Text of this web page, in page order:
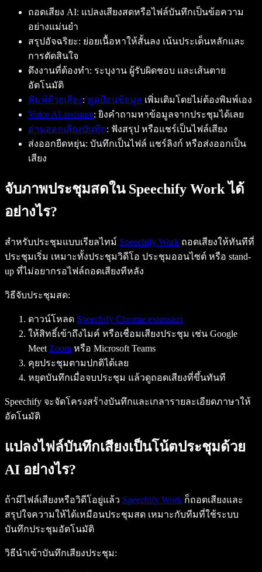
ถอดเสียง AI: แปลงเสียงสดหรือไฟล์บันทึกเป็นข้อความ
อย่างแม่นยำ
สรุปอัจฉริยะ: ย่อยเนื้อหาให้สั้นลง เน้นประเด็นหลักและ
การตัดสินใจ
ดึงงานที่ต้องทำ: ระบุงาน ผู้รับผิดชอบ และเส้นตาย
อัตโนมัติ
พิมพ์ด้วยเสียง: พูดป้อนข้อมูล เพิ่มเติมโดยไม่ต้องพิมพ์เอง
Voice AI assistant: ยิงคำถามหาข้อมูลจากประชุมได้เลย
อ่านออกเสียงบันทึก: ฟังสรุป หรือแชร์เป็นไฟล์เสียง
ส่งออกยืดหยุ่น: บันทึกเป็นไฟล์ แชร์ลิงก์ หรือส่งออกเป็น
เสียง
จับภาพประชุมสดใน Speechify Work ได้
อย่างไร?
สำหรับประชุมแบบเรียลไทม์ Speechify Work ถอดเสียงให้ทันทีที่
ประชุมเริ่ม เหมาะทั้งประชุมวิดีโอ ประชุมออนไซต์ หรือ stand-
up ที่ไม่อยากรอไฟล์ถอดเสียงทีหลัง
วิธีจับประชุมสด:
ดาวน์โหลด Speechify Chrome extension
ให้สิทธิ์เข้าถึงไมค์ หรือเชื่อมเสียงประชุม เช่น Google
Meet Zoom หรือ Microsoft Teams
คุยประชุมตามปกติได้เลย
หยุดบันทึกเมื่อจบประชุม แล้วดูถอดเสียงที่ขึ้นทันที
Speechify จะจัดโครงสร้างบันทึกและเกลารายละเอียดภาษาให้
อัตโนมัติ
แปลงไฟล์บันทึกเสียงเป็นโน้ตประชุมด้วย
AI อย่างไร?
ถ้ามีไฟล์เสียงหรือวิดีโอยู่แล้ว Speechify Work ก็ถอดเสียงและ
สรุปใจความให้ได้เหมือนประชุมสด เหมาะกับทีมที่ใช้ระบบ
บันทึกประชุมอัตโนมัติ
วิธีนำเข้าบันทึกเสียงประชุม: